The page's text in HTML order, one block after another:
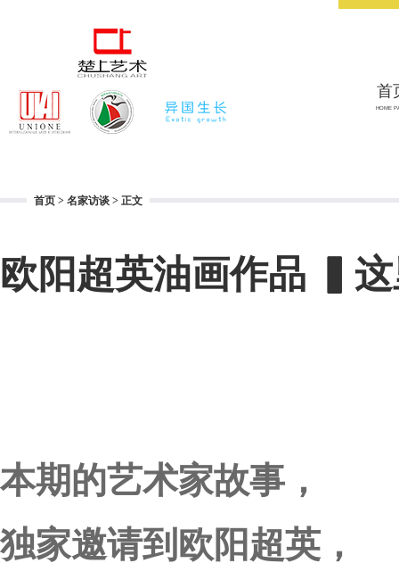
首
HOME
首页 > 名家访谈 > 正文
欧阳超英油画作品 ▍
本期的艺术家故事，
独家邀请到欧阳超英，